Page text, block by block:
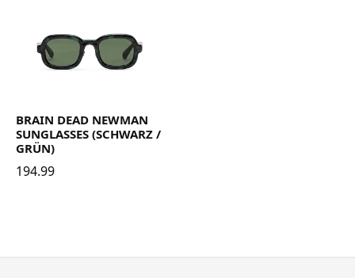
BRAIN DEAD NEWMAN
SUNGLASSES (SCHWARZ /
GRÜN)
194.99